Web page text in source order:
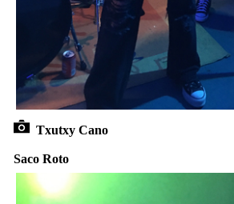
Txutxy Cano
Saco Roto